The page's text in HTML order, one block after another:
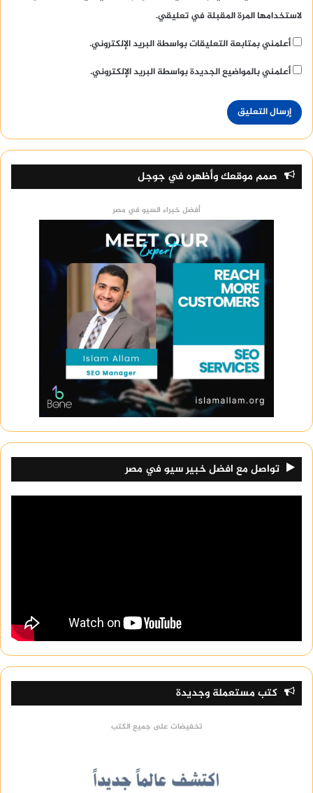
لاستخدامها المرة المقبلة في تعليقي.
أعلمني بمتابعة التعليقات بواسطة البريد الإلكتروني.
أعلمني بالمواضيع الجديدة بواسطة البريد الإلكتروني.
صمم موقعك وأظهره في جوجل
أفضل خبراء السيو في مصر
تواصل مع افضل خبير سيو في مصر
كتب مستعملة وجديدة
تخفيضات على جميع الكتب